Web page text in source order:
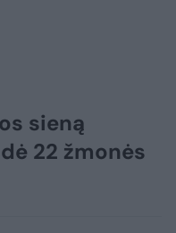
sieną
22 žmonės